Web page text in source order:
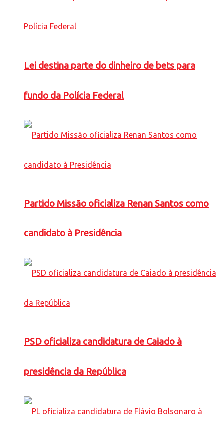
Lei destina parte do dinheiro de bets para
fundo da Polícia Federal
Partido Missão oficializa Renan Santos como
candidato à Presidência
PSD oficializa candidatura de Caiado à
presidência da República